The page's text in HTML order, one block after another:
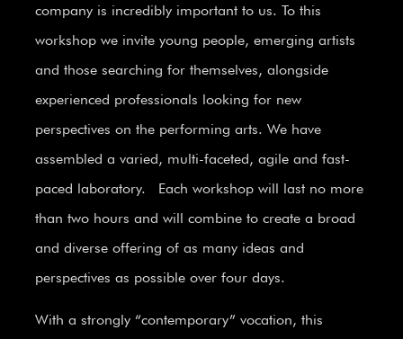
company is incredibly important to us. To this
workshop we invite young people, emerging artists
and those searching for themselves, alongside
experienced professionals looking for new
perspectives on the performing arts. We have
assembled a varied, multi-faceted, agile and fast-
paced laboratory.
Each workshop will last no more
than two hours and will combine to create a broad
and diverse offering of as many ideas and
perspectives as possible over four days.
With a strongly “contemporary” vocation, this